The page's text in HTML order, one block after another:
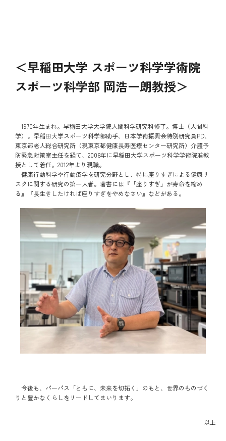
＜早稲田大学 スポーツ科学学術院
スポーツ科学部 岡浩一朗教授＞
1970年生まれ。早稲田大学大学院人間科学研究科修了。博士（人間科
学）。早稲田大学スポーツ科学部助手、日本学術振興会特別研究員PD、
東京都老人総合研究所（現東京都健康長寿医療センター研究所）介護予
防緊急対策室主任を経て、2006年に早稲田大学スポーツ科学学術院准教
授として着任。2012年より現職。
健康行動科学や行動疫学を研究分野とし、特に座りすぎによる健康リ
スクに関する研究の第一人者。著書には『「座りすぎ」が寿命を縮め
る』『長生きしたければ座りすぎをやめなさい』などがある。
今後も、パーパス「ともに、未来を切拓く」のもと、世界のものづく
りと豊かなくらしをリードしてまいります。
以上